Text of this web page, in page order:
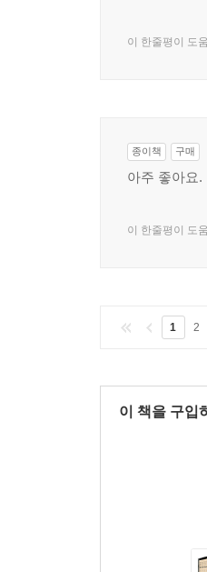
이 한줄평이 도
종이책 구매
아주 좋아요.
이 한줄평이 도
1 2
이 책을 구입